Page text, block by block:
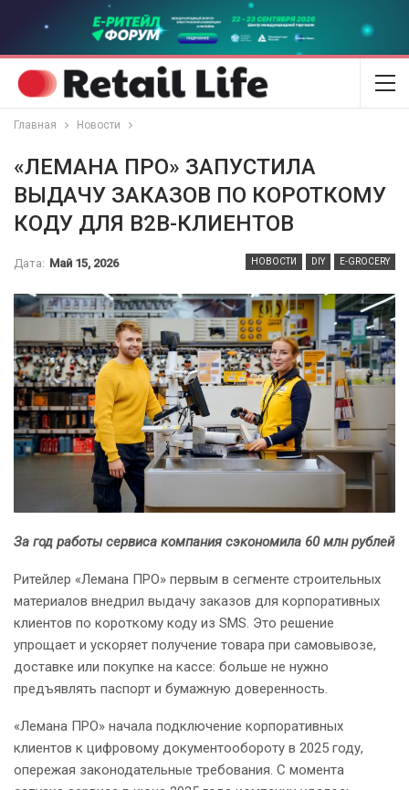
Главная Новости
«ЛЕМАНА ПРО» ЗАПУСТИЛА
ВЫДАЧУ ЗАКАЗОВ ПО КОРОТКОМУ
КОДУ ДЛЯ B2B-КЛИЕНТОВ
НОВОСТИ DIY E-GROCERY
Дата: Май 15, 2026
За год работы сервиса компания сэкономила 60 млн рублей
Ритейлер «Лемана ПРО» первым в сегменте строительных
материалов внедрил выдачу заказов для корпоративных
клиентов по короткому коду из SMS. Это решение
упрощает и ускоряет получение товара при самовывозе,
доставке или покупке на кассе: больше не нужно
предъявлять паспорт и бумажную доверенность.
«Лемана ПРО» начала подключение корпоративных
клиентов к цифровому документообороту в 2025 году,
опережая законодательные требования. С момента